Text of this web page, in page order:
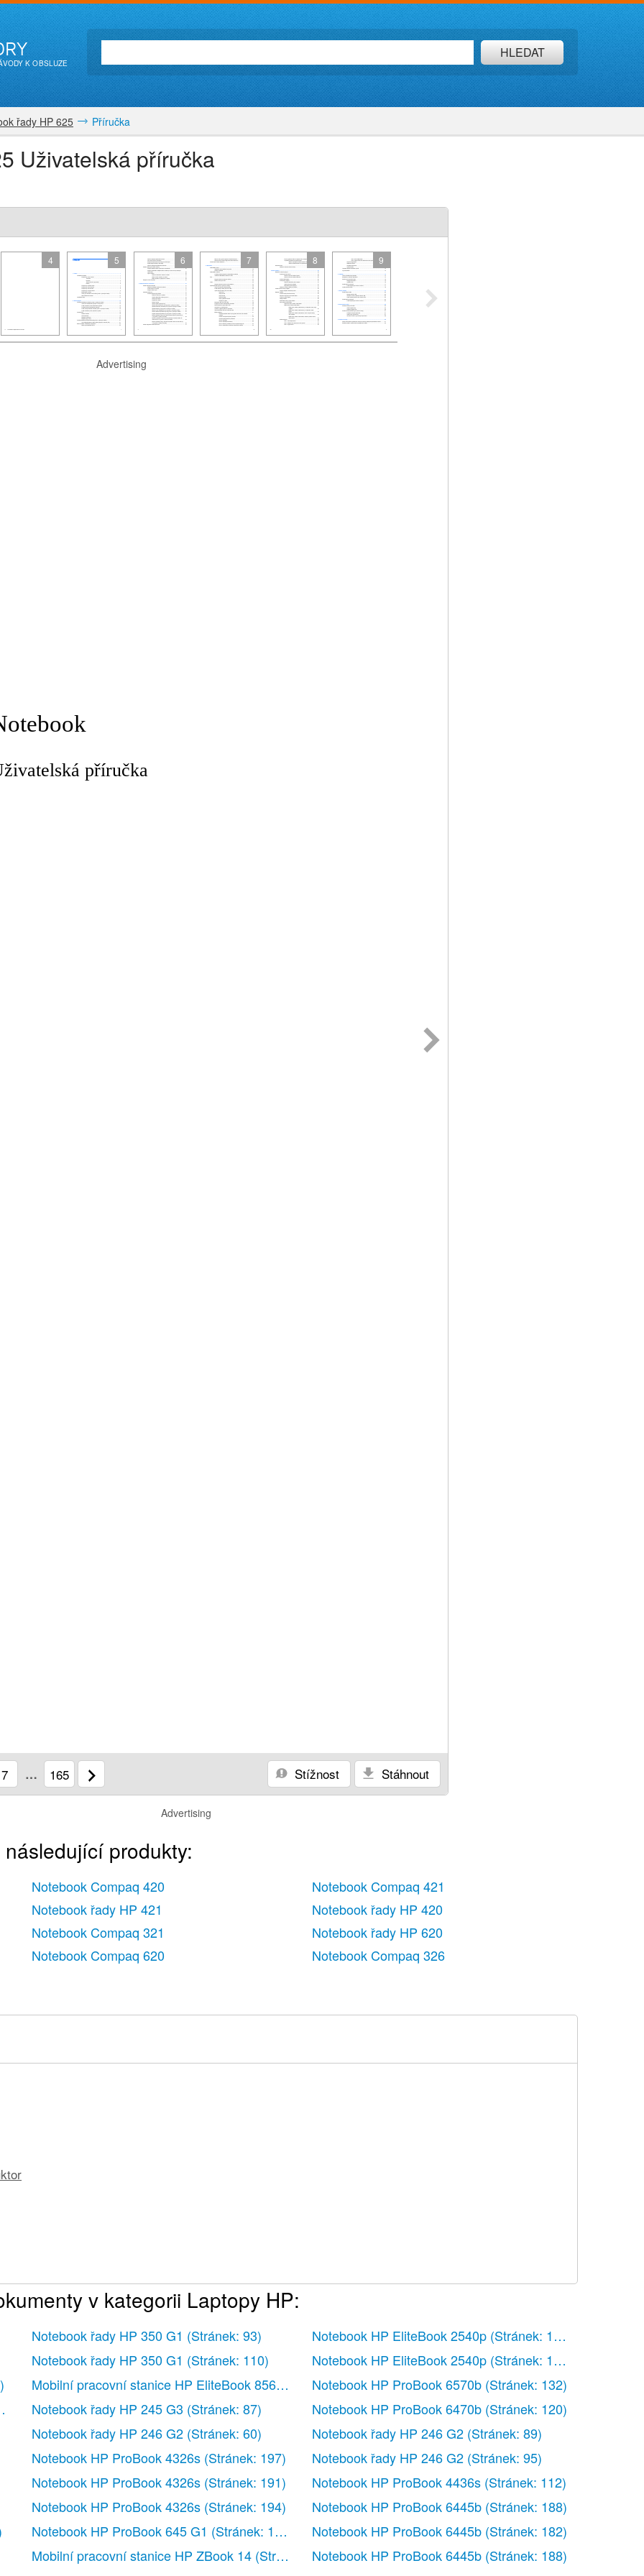
K OBSLUZE
HLEDAT
řady HP 625 Příručka
Uživatelská příručka
4 5 6 7 8 9
Advertising
příručka
7 … 165 Stáhnout
Stížnost
Advertising
produkty:
Notebook Compaq 420
Notebook řady HP 421
Notebook Compaq 321
Notebook Compaq 620
Notebook Compaq 421
Notebook řady HP 420
Notebook řady HP 620
Notebook Compaq 326
(pouze u vybraných modelů)
u vybraných modelů)
a síťových ikon
připojení
připojení
(pouze u vybraných modelů)
v kategorii Laptopy HP:
111)
Notebook řady HP 350 G1 (Stránek: 93)
Notebook řady HP 350 G1 (Stránek: 110)
Mobilní pracovní stanice HP EliteBook 8560w
(Stránek: 47)
Notebook řady HP 245 G3 (Stránek: 87)
Notebook řady HP 246 G2 (Stránek: 60)
Notebook HP ProBook 4326s (Stránek: 197)
Notebook HP ProBook 4326s (Stránek: 191)
Notebook HP ProBook 4326s (Stránek: 194)
Notebook HP ProBook 645 G1 (Stránek: 112)
Mobilní pracovní stanice HP ZBook 14 (Stránek: 93)
Notebook HP EliteBook 2540p (Stránek: 154)
Notebook HP EliteBook 2540p (Stránek: 160)
Notebook HP ProBook 6570b (Stránek: 132)
Notebook HP ProBook 6470b (Stránek: 120)
Notebook řady HP 246 G2 (Stránek: 89)
Notebook řady HP 246 G2 (Stránek: 95)
Notebook HP ProBook 4436s (Stránek: 112)
Notebook HP ProBook 6445b (Stránek: 188)
Notebook HP ProBook 6445b (Stránek: 182)
Notebook HP ProBook 6445b (Stránek: 188)